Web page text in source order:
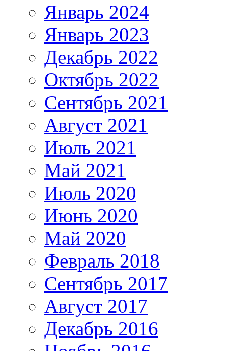
Январь 2024
Январь 2023
Декабрь 2022
Октябрь 2022
Сентябрь 2021
Август 2021
Июль 2021
Май 2021
Июль 2020
Июнь 2020
Май 2020
Февраль 2018
Сентябрь 2017
Август 2017
Декабрь 2016